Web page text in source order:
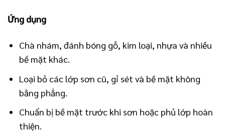
Ứng dụng
Chà nhám, đánh bóng gỗ, kim loại, nhựa và nhiều
bề mặt khác.
Loại bỏ các lớp sơn cũ, gỉ sét và bề mặt không
bằng phẳng.
Chuẩn bị bề mặt trước khi sơn hoặc phủ lớp hoàn
thiện.